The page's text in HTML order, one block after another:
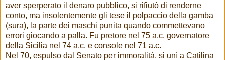
aver sperperato il denaro pubblico, si rifiutò di renderne
conto, ma insolentemente gli tese il polpaccio della gamba
(sura), la parte dei maschi punita quando commettevano
errori giocando a palla. Fu pretore nel 75 a.c, governatore
della Sicilia nel 74 a.c. e console nel 71 a.c.
Nel 70, espulso dal Senato per immoralità, si unì a Catilina